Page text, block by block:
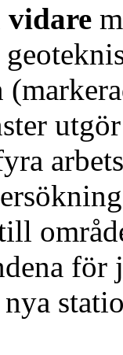
vidare
för